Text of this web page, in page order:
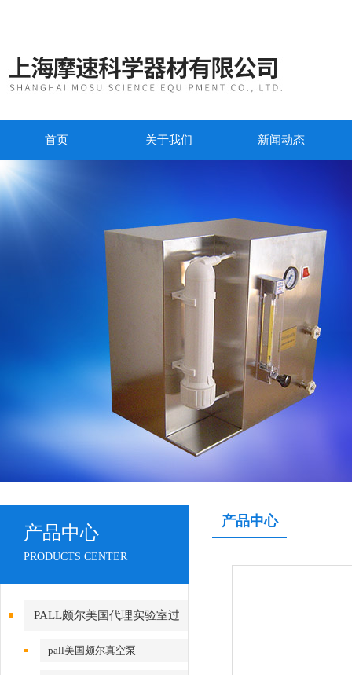
首页 关于我们 新闻动态
产品中心
PRODUCTS CENTER
PALL颇尔美国代理实验室过
滤产品pall美国颇尔真空泵
产品中心